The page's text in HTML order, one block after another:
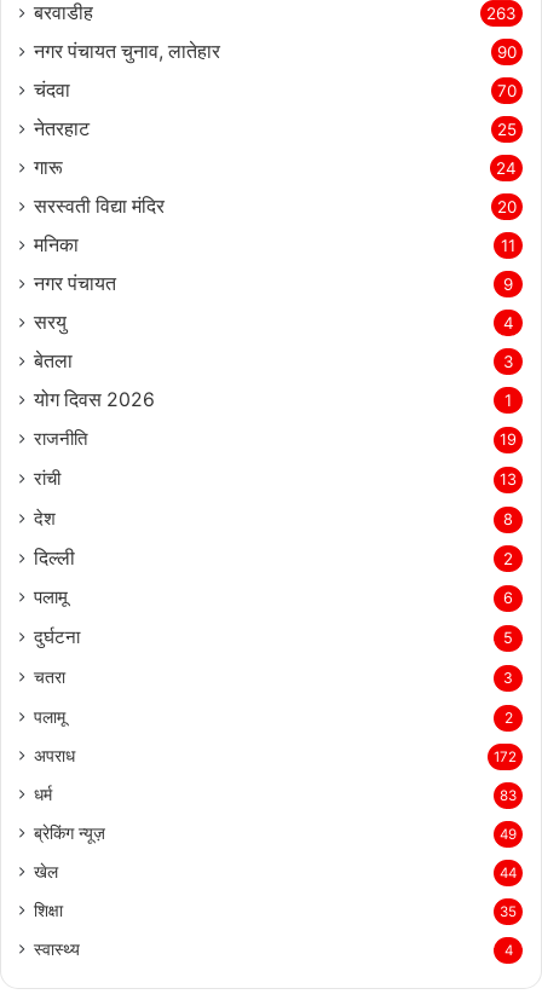
बरवाडीह 263
नगर पंचायत चुनाव, लातेहार 90
चंदवा 70
नेतरहाट 25
गारू 24
सरस्‍वती विद्या मंदिर 20
मनिका 11
नगर पंचायत 9
सरयु 4
बेतला 3
योग दिवस 2026 1
राजनीति 19
रांची 13
देश 8
दिल्‍ली 2
पलामू 6
दुर्घटना 5
चतरा 3
पलामू 2
अपराध 172
धर्म 83
ब्रेकिंग न्यूज़ 49
खेल 44
शिक्षा 35
स्वास्थ्य 4